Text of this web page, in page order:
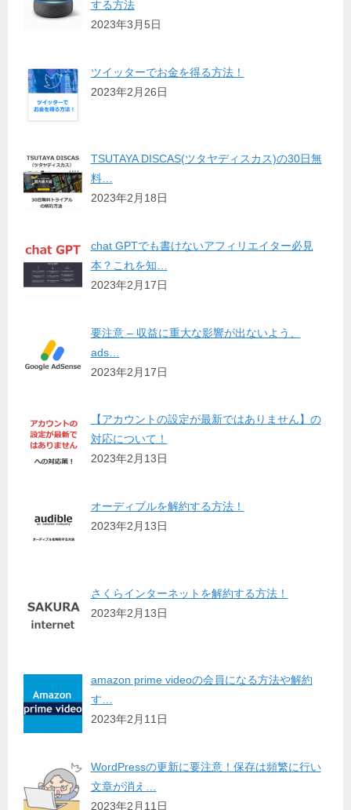
する方法
2023年3月5日
ツイッターでお金を得る方法！
2023年2月26日
TSUTAYA DISCAS(ツタヤディスカス)の30日無
料…
2023年2月18日
chat GPTでも書けないアフィリエイター必見
本？これを知…
2023年2月17日
要注意 – 収益に重大な影響が出ないよう、
ads…
2023年2月17日
【アカウントの設定が最新ではありません】の
対応について！
2023年2月13日
オーディブルを解約する方法！
2023年2月13日
さくらインターネットを解約する方法！
2023年2月13日
amazon prime videoの会員になる方法や解約
す…
2023年2月11日
WordPressの更新に要注意！保存は頻繁に行い
文章が消え…
2023年2月11日